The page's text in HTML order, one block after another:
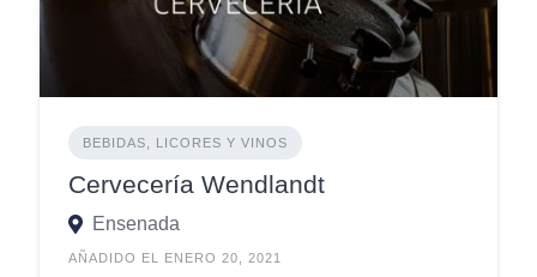
BEBIDAS, LICORES Y VINOS
Cervecería Wendlandt
Ensenada
AÑADIDO EL ENERO 20, 2021